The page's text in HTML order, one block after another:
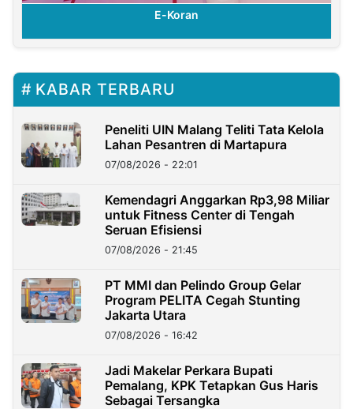
E-Koran
KABAR TERBARU
Peneliti UIN Malang Teliti Tata Kelola
Lahan Pesantren di Martapura
07/08/2026 - 22:01
Kemendagri Anggarkan Rp3,98 Miliar
untuk Fitness Center di Tengah
Seruan Efisiensi
07/08/2026 - 21:45
PT MMI dan Pelindo Group Gelar
Program PELITA Cegah Stunting
Jakarta Utara
07/08/2026 - 16:42
Jadi Makelar Perkara Bupati
Pemalang, KPK Tetapkan Gus Haris
Sebagai Tersangka